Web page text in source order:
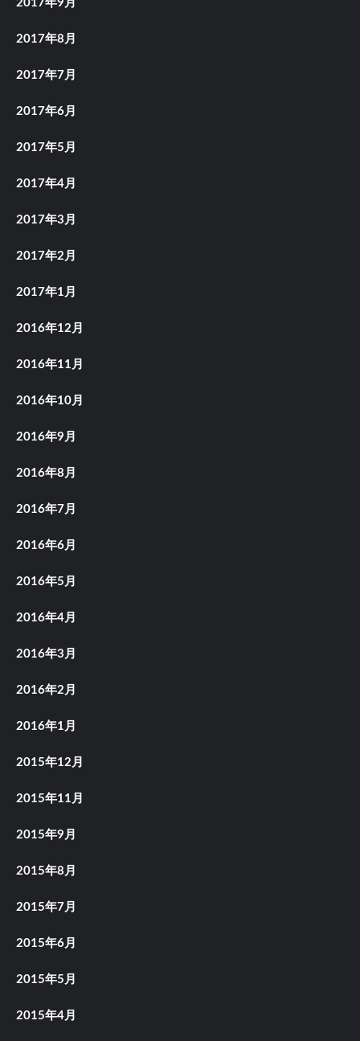
2017年9月
2017年8月
2017年7月
2017年6月
2017年5月
2017年4月
2017年3月
2017年2月
2017年1月
2016年12月
2016年11月
2016年10月
2016年9月
2016年8月
2016年7月
2016年6月
2016年5月
2016年4月
2016年3月
2016年2月
2016年1月
2015年12月
2015年11月
2015年9月
2015年8月
2015年7月
2015年6月
2015年5月
2015年4月